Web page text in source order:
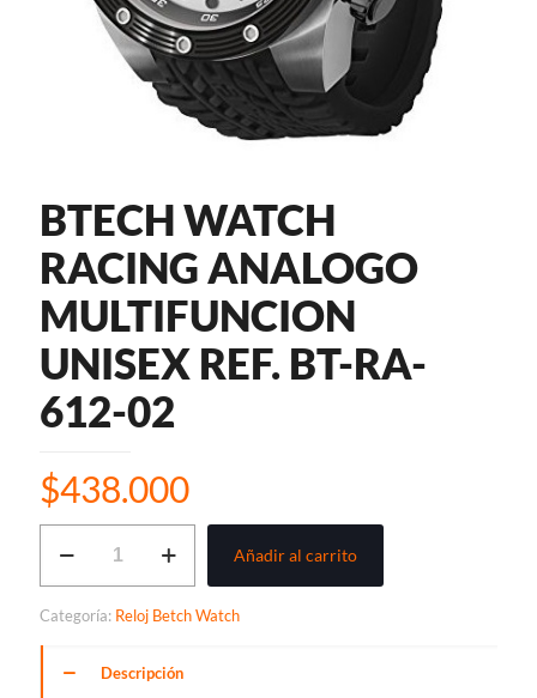
BTECH WATCH
RACING ANALOGO
MULTIFUNCION
UNISEX REF. BT-RA-
612-02
$438.000
WATCH
MULTIFUNCION
UNISEX
REF.
Añadir al carrito
Categoría: Reloj Betch Watch
Descripción